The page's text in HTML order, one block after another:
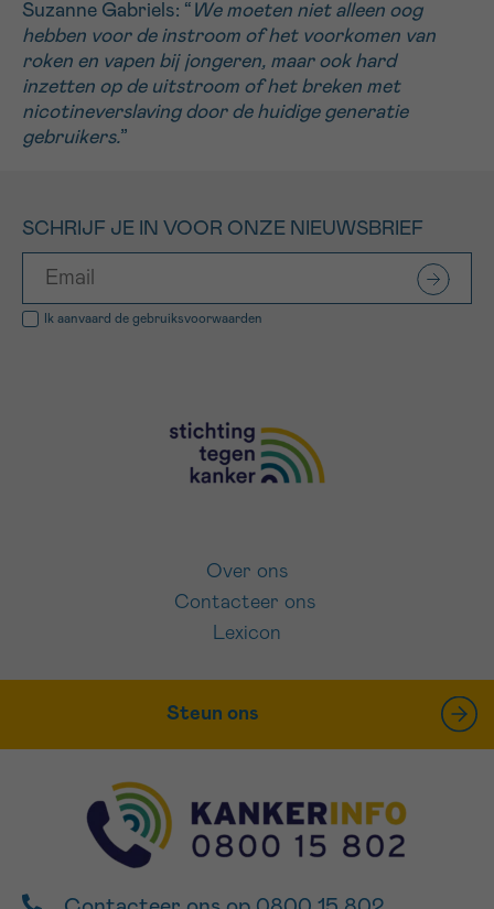
Suzanne Gabriels: “ We moeten niet alleen oog
hebben voor de instroom of het voorkomen van
roken en vapen bij jongeren, maar ook hard
inzetten op de uitstroom of het breken met
nicotineverslaving door de huidige generatie
gebruikers.”
SCHRIJF JE IN VOOR ONZE NIEUWSBRIEF
Ik aanvaard de gebruiksvoorwaarden
Over ons
Contacteer ons
Lexicon
Steun ons